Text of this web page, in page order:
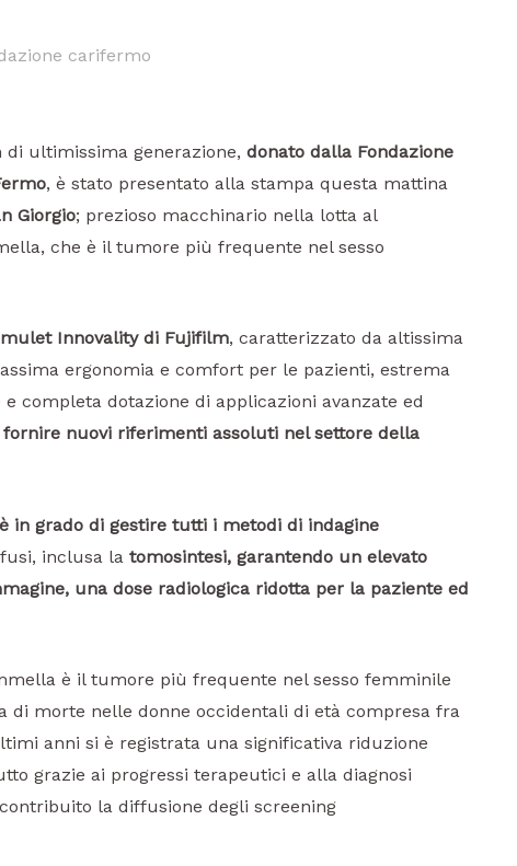
carifermo
ultimissima generazione, donato dalla Fondazione
, è stato presentato alla stampa questa mattina
Giorgio; prezioso macchinario nella lotta al
che è il tumore più frequente nel sesso
Innovality di Fujifilm, caratterizzato da altissima
ergonomia e comfort per le pazienti, estrema
completa dotazione di applicazioni avanzate ed
fornire nuovi riferimenti assoluti nel settore della
è in grado di gestire tutti i metodi di indagine
inclusa la tomosintesi, garantendo un elevato
una dose radiologica ridotta per la paziente ed
è il tumore più frequente nel sesso femminile
di morte nelle donne occidentali di età compresa fra
anni si è registrata una significativa riduzione
grazie ai progressi terapeutici e alla diagnosi
la diffusione degli screening